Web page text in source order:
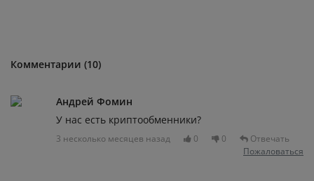
Комментарии (10)
Андрей Фомин
У нас есть криптообменники?
3 несколько месяцев назад 0 0
Отвечать
Пожаловаться